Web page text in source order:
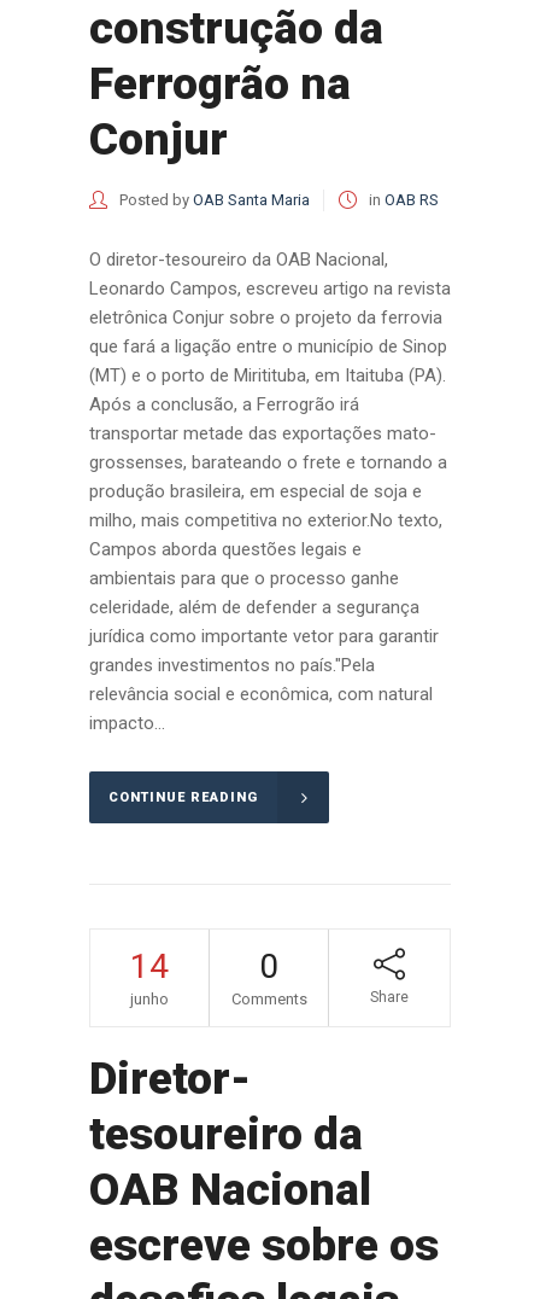
construção da
Ferrogrão na
Conjur
Posted by OAB Santa Maria in OAB RS
O diretor-tesoureiro da OAB Nacional,
Leonardo Campos, escreveu artigo na revista
eletrônica Conjur sobre o projeto da ferrovia
que fará a ligação entre o município de Sinop
(MT) e o porto de Miritituba, em Itaituba (PA).
Após a conclusão, a Ferrogrão irá
transportar metade das exportações mato-
grossenses, barateando o frete e tornando a
produção brasileira, em especial de soja e
milho, mais competitiva no exterior.No texto,
Campos aborda questões legais e
ambientais para que o processo ganhe
celeridade, além de defender a segurança
jurídica como importante vetor para garantir
grandes investimentos no país."Pela
relevância social e econômica, com natural
impacto...
CONTINUE READING
14
junho
0
Comments Share
Diretor-
tesoureiro da
OAB Nacional
escreve sobre os